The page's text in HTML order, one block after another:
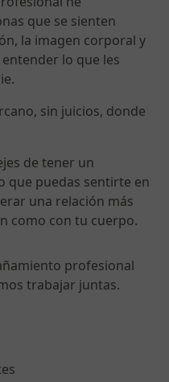
que se sienten
la imagen corporal y
lo que les
sin juicios, donde
de tener un
que puedas sentirte en
una relación más
como con tu cuerpo.
profesional
trabajar juntas.